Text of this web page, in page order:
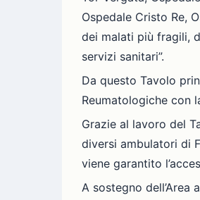
Ospedale Cristo Re,
dei malati più fragili,
servizi sanitari”.
Da questo Tavolo
Reumatologiche con
Grazie al lavoro del
diversi ambulatori di
viene garantito
A sostegno dell’Area